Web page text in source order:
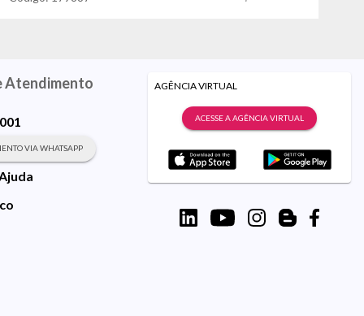
Atendimento
VIA WHATSAPP
AGÊNCIA VIRTUAL
ACESSE A AGÊNCIA VIRTUAL